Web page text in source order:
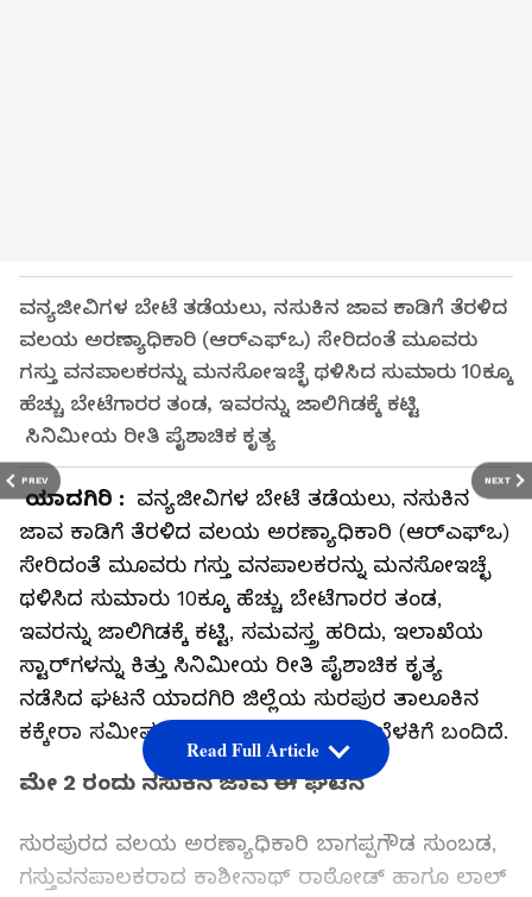
PREV NEXT
ವನ್ಯಜೀವಿಗಳ ಬೇಟೆ ತಡೆಯಲು, ನಸುಕಿನ ಜಾವ ಕಾಡಿಗೆ ತೆರಳಿದ
ವಲಯ ಅರಣ್ಯಾಧಿಕಾರಿ (ಆರ್‌ಎಫ್‌ಒ) ಸೇರಿದಂತೆ ಮೂವರು
ಗಸ್ತು ವನಪಾಲಕರನ್ನು ಮನಸೋಇಚ್ಛೆ ಥಳಿಸಿದ ಸುಮಾರು 10ಕ್ಕೂ
ಹೆಚ್ಚು ಬೇಟೆಗಾರರ ತಂಡ, ಇವರನ್ನು ಜಾಲಿಗಿಡಕ್ಕೆ ಕಟ್ಟಿ
ಸಿನಿಮೀಯ ರೀತಿ ಪೈಶಾಚಿಕ ಕೃತ್ಯ
ಯಾದಗಿರಿ : ವನ್ಯಜೀವಿಗಳ ಬೇಟೆ ತಡೆಯಲು, ನಸುಕಿನ
ಜಾವ ಕಾಡಿಗೆ ತೆರಳಿದ ವಲಯ ಅರಣ್ಯಾಧಿಕಾರಿ (ಆರ್‌ಎಫ್‌ಒ)
ಸೇರಿದಂತೆ ಮೂವರು ಗಸ್ತು ವನಪಾಲಕರನ್ನು ಮನಸೋಇಚ್ಛೆ
ಥಳಿಸಿದ ಸುಮಾರು 10ಕ್ಕೂ ಹೆಚ್ಚು ಬೇಟೆಗಾರರ ತಂಡ,
ಇವರನ್ನು ಜಾಲಿಗಿಡಕ್ಕೆ ಕಟ್ಟಿ, ಸಮವಸ್ತ್ರ ಹರಿದು, ಇಲಾಖೆಯ
ಸ್ಟಾರ್‌ಗಳನ್ನು ಕಿತ್ತು ಸಿನಿಮೀಯ ರೀತಿ ಪೈಶಾಚಿಕ ಕೃತ್ಯ
ನಡೆಸಿದ ಘಟನೆ ಯಾದಗಿರಿ ಜಿಲ್ಲೆಯ ಸುರಪುರ ತಾಲೂಕಿನ
ಕಕ್ಕೇರಾ ಸಮೀಪ ನಡೆದಿರುವ ಬಗ್ಗೆ ತಡವಾಗಿ ಬೆಳಕಿಗೆ ಬಂದಿದೆ.
ಮೇ 2 ರಂದು ನಸುಕಿನ ಜಾವ ಈ ಘಟನೆ
ಸುರಪುರದ ವಲಯ ಅರಣ್ಯಾಧಿಕಾರಿ ಬಾಗಪ್ಪಗೌಡ ಸುಂಬಡ,
ಗಸ್ತುವನಪಾಲಕರಾದ ಕಾಶೀನಾಥ್‌ ರಾಠೋಡ್‌ ಹಾಗೂ ಲಾಲ್‌
Read Full Article